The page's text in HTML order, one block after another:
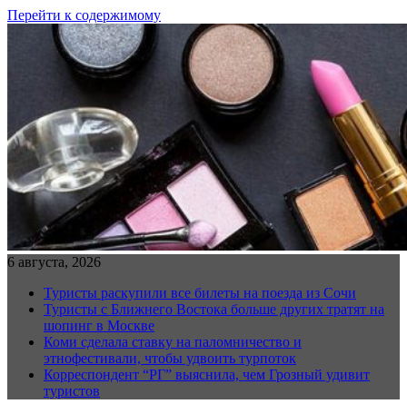
Перейти к содержимому
6 августа, 2026
Туристы раскупили все билеты на поезда из Сочи
Туристы с Ближнего Востока больше других тратят на
шопинг в Москве
Коми сделала ставку на паломничество и
этнофестивали, чтобы удвоить турпоток
Корреспондент “РГ” выяснила, чем Грозный удивит
туристов